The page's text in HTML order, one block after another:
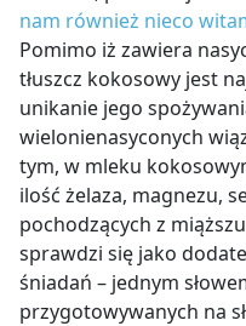
nam również nieco
Pomimo iż zawiera
tłuszcz kokosowy jest
unikanie jego
wielonienasyconych
tym, w mleku
ilość żelaza, magnezu,
pochodzących z
sprawdzi się jako
śniadań – jednym
przygotowywanych na